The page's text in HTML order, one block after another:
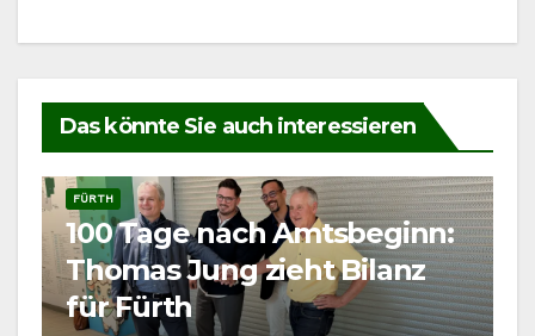
Das könnte Sie auch interessieren
FÜRTH
100 Tage nach Amtsbeginn:
Thomas Jung zieht Bilanz
für Fürth